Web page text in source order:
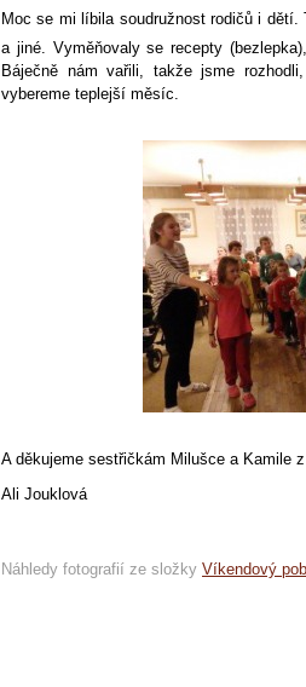
Moc se mi líbila soudružnost rodičů i
a jiné. Vyměňovaly se recepty
Báječně nám vařili, takže jsme
vybereme teplejší měsíc.
A děkujeme sestřičkám Milušce a Kamile
Ali Jouklová
Náhledy fotografií ze složky Víkendový